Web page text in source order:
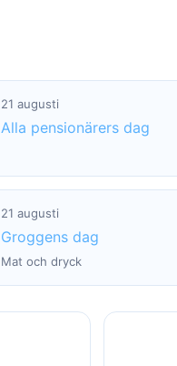
21 augusti
Alla pensionärers dag
21 augusti
Groggens dag
Mat och dryck